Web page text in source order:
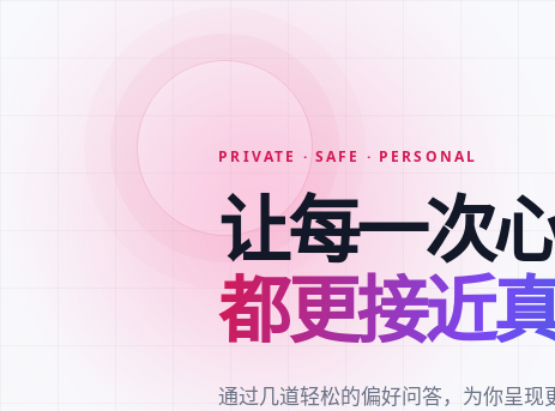
PRIVATE · SAFE · PERSONAL
让每一次
都更接近
通过几道轻松的偏好问答，为你呈现